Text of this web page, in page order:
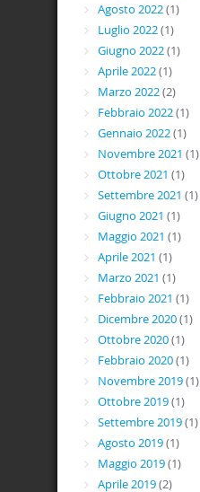
Agosto 2022(1)
Luglio 2022(1)
Giugno 2022(1)
Aprile 2022(1)
Marzo 2022(2)
Febbraio 2022(1)
Gennaio 2022(1)
Novembre 2021 (1)
Ottobre 2021 (1)
Settembre 2021 (1)
Giugno 2021 (1)
Maggio 2021 (1)
Aprile 2021 (1)
Marzo 2021 (1)
Febbraio 2021 (1)
Dicembre 2020(1)
Ottobre 2020(1)
Febbraio 2020(1)
Novembre 2019(1)
Ottobre 2019(1)
Settembre 2019(1)
Agosto 2019(1)
Maggio 2019(1)
Aprile 2019(2)